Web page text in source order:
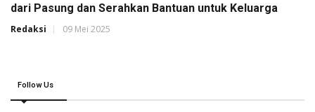
dari Pasung dan Serahkan Bantuan untuk Keluarga
Redaksi 09 Mei 2025
Follow Us